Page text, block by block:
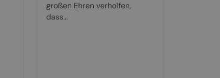
großen Ehren verholfen,
dass...